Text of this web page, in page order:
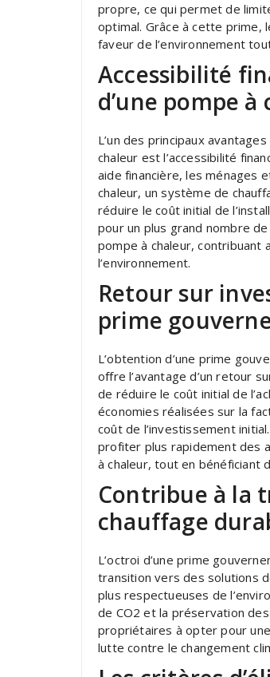
propre, ce qui permet de
optimal. Grâce à cette prime,
faveur de l’environnement
Accessibilité
d’une pompe à
L’un des principaux
chaleur est l’accessibilité
aide financière, les ménages
chaleur, un système de
réduire le coût initial de
pour un plus grand nombre
pompe à chaleur, contribuant
l’environnement.
Retour sur
prime
L’obtention d’une prime
offre l’avantage d’un retour
de réduire le coût initial de
économies réalisées sur la
coût de l’investissement
profiter plus rapidement des
à chaleur, tout en bénéficiant
Contribue à la
chauffage
L’octroi d’une prime
transition vers des solutions
plus respectueuses de
de CO2 et la préservation
propriétaires à opter pour
lutte contre le changement